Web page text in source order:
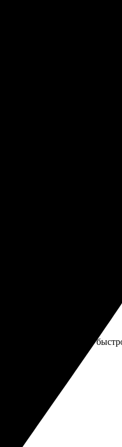
Выбрал печать на
цвета яркие и
загрузила на сайте,
Упаковка была
запечатлеть важные
размер. Все сделали